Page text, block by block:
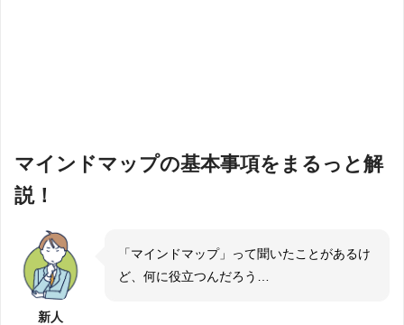
マインドマップの基本事項をまるっと解
説！
新人
「マインドマップ」って聞いたことがあるけ
ど、何に役立つんだろう…